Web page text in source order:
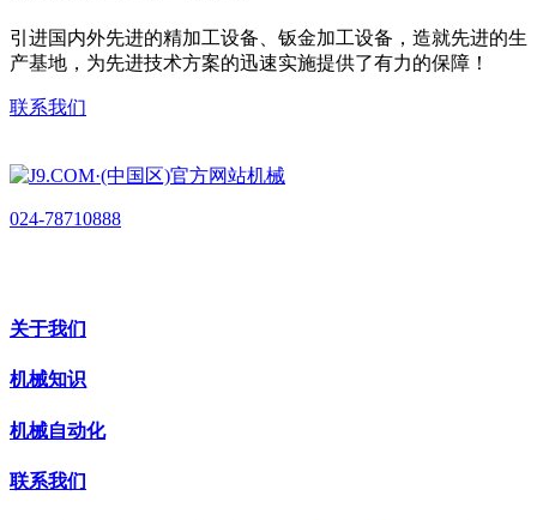
引进国内外先进的精加工设备、钣金加工设备，造就先进的生
产基地，为先进技术方案的迅速实施提供了有力的保障！
联系我们
024-78710888
关于我们
机械知识
机械自动化
联系我们